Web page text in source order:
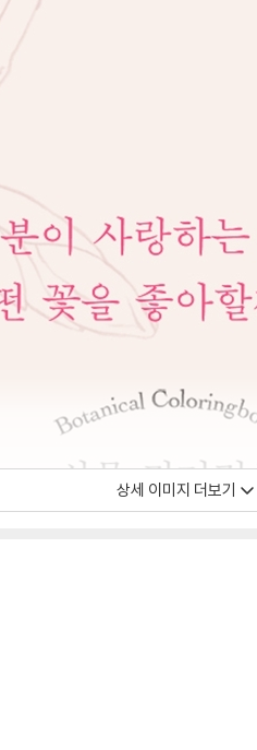
상세 이미지 더보기